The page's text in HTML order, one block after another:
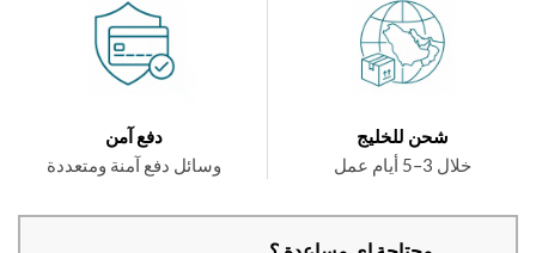
شحن للخليج
دفع آمن
وسائل دفع آمنة ومتعددة